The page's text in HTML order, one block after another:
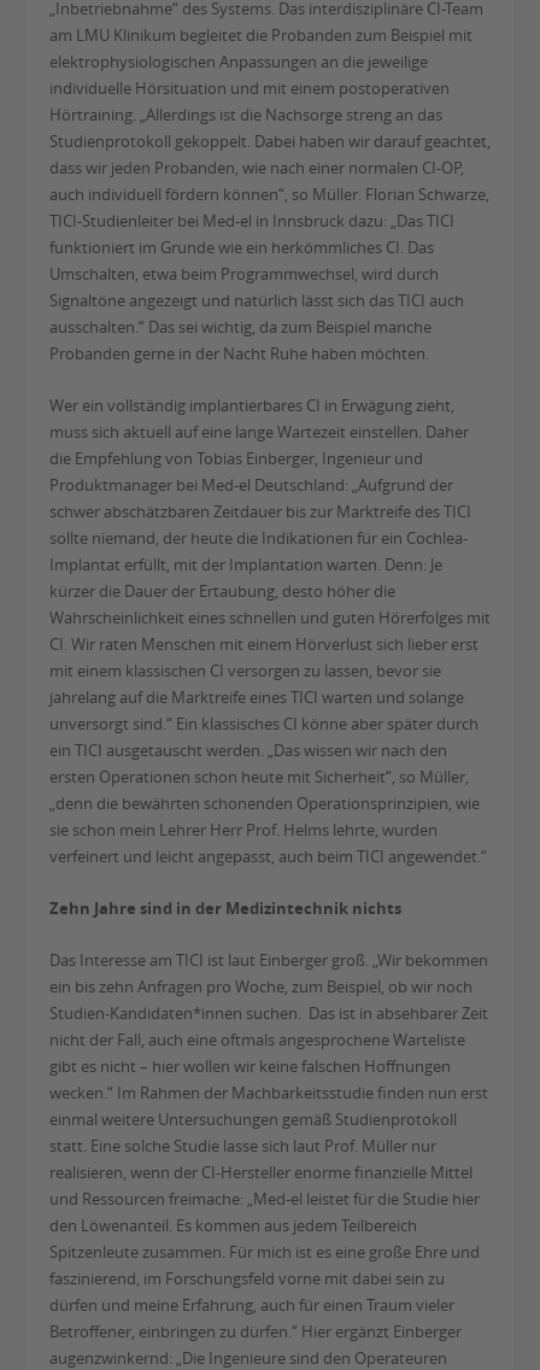
„Inbetriebnahme“ des Systems. Das interdisziplinäre CI-Team
am LMU Klinikum begleitet die Probanden zum Beispiel mit
elektrophysiologischen Anpassungen an die jeweilige
individuelle Hörsituation und mit einem postoperativen
Hörtraining. „Allerdings ist die Nachsorge streng an das
Studienprotokoll gekoppelt. Dabei haben wir darauf geachtet,
dass wir jeden Probanden, wie nach einer normalen CI-OP,
auch individuell fördern können“, so Müller. Florian Schwarze,
TICI-Studienleiter bei Med-el in Innsbruck dazu: „Das TICI
funktioniert im Grunde wie ein herkömmliches CI. Das
Umschalten, etwa beim Programmwechsel, wird durch
Signaltöne angezeigt und natürlich lässt sich das TICI auch
ausschalten.“ Das sei wichtig, da zum Beispiel manche
Probanden gerne in der Nacht Ruhe haben möchten.
Wer ein vollständig implantierbares CI in Erwägung zieht,
muss sich aktuell auf eine lange Wartezeit einstellen. Daher
die Empfehlung von Tobias Einberger, Ingenieur und
Produktmanager bei Med-el Deutschland: „Aufgrund der
schwer abschätzbaren Zeitdauer bis zur Marktreife des TICI
sollte niemand, der heute die Indikationen für ein Cochlea-
Implantat erfüllt, mit der Implantation warten. Denn: Je
kürzer die Dauer der Ertaubung, desto höher die
Wahrscheinlichkeit eines schnellen und guten Hörerfolges mit
CI. Wir raten Menschen mit einem Hörverlust sich lieber erst
mit einem klassischen CI versorgen zu lassen, bevor sie
jahrelang auf die Marktreife eines TICI warten und solange
unversorgt sind.“ Ein klassisches CI könne aber später durch
ein TICI ausgetauscht werden. „Das wissen wir nach den
ersten Operationen schon heute mit Sicherheit“, so Müller,
„denn die bewährten schonenden Operationsprinzipien, wie
sie schon mein Lehrer Herr Prof. Helms lehrte, wurden
verfeinert und leicht angepasst, auch beim TICI angewendet.“
Zehn Jahre sind in der Medizintechnik nichts
Das Interesse am TICI ist laut Einberger groß. „Wir bekommen
ein bis zehn Anfragen pro Woche, zum Beispiel, ob wir noch
Studien-Kandidaten*innen suchen. Das ist in absehbarer Zeit
nicht der Fall, auch eine oftmals angesprochene Warteliste
gibt es nicht – hier wollen wir keine falschen Hoffnungen
wecken.“ Im Rahmen der Machbarkeitsstudie finden nun erst
einmal weitere Untersuchungen gemäß Studienprotokoll
statt. Eine solche Studie lasse sich laut Prof. Müller nur
realisieren, wenn der CI-Hersteller enorme finanzielle Mittel
und Ressourcen freimache: „Med-el leistet für die Studie hier
den Löwenanteil. Es kommen aus jedem Teilbereich
Spitzenleute zusammen. Für mich ist es eine große Ehre und
faszinierend, im Forschungsfeld vorne mit dabei sein zu
dürfen und meine Erfahrung, auch für einen Traum vieler
Betroffener, einbringen zu dürfen.“ Hier ergänzt Einberger
augenzwinkernd: „Die Ingenieure sind den Operateuren